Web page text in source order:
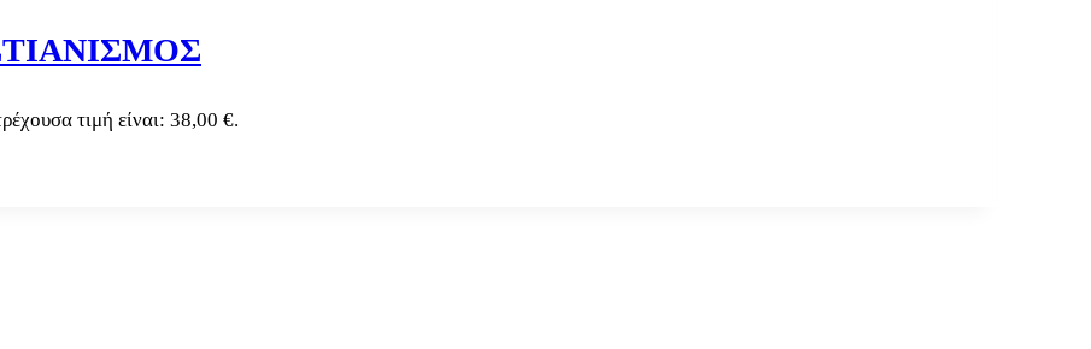
τιμή είναι: 38,00 €.